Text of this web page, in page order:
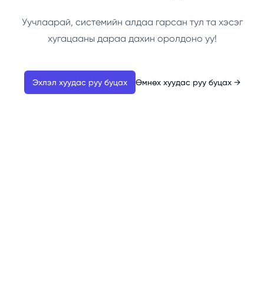
Уучлаарай, системийн алдаа гарсан тул та хэсэг
хугацааны дараа дахин оролдоно уу!
Эхлэл хуудас руу буцах Өмнөх хуудас руу буцах →